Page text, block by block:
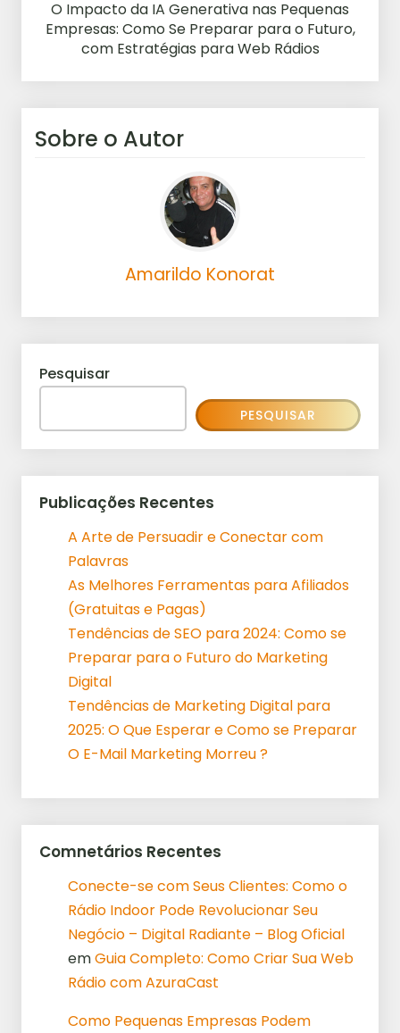
O Impacto da IA Generativa nas Pequenas
Empresas: Como Se Preparar para o Futuro,
com Estratégias para Web Rádios
Sobre o Autor
Amarildo Konorat
Pesquisar
PESQUISAR
Publicações Recentes
A Arte de Persuadir e Conectar com
Palavras
As Melhores Ferramentas para Afiliados
(Gratuitas e Pagas)
Tendências de SEO para 2024: Como se
Preparar para o Futuro do Marketing
Digital
Tendências de Marketing Digital para
2025: O Que Esperar e Como se Preparar
O E-Mail Marketing Morreu ?
Comnetários Recentes
Conecte-se com Seus Clientes: Como o
Rádio Indoor Pode Revolucionar Seu
Negócio – Digital Radiante – Blog Oficial
emGuia Completo: Como Criar Sua Web
Rádio com AzuraCast
Como Pequenas Empresas Podem